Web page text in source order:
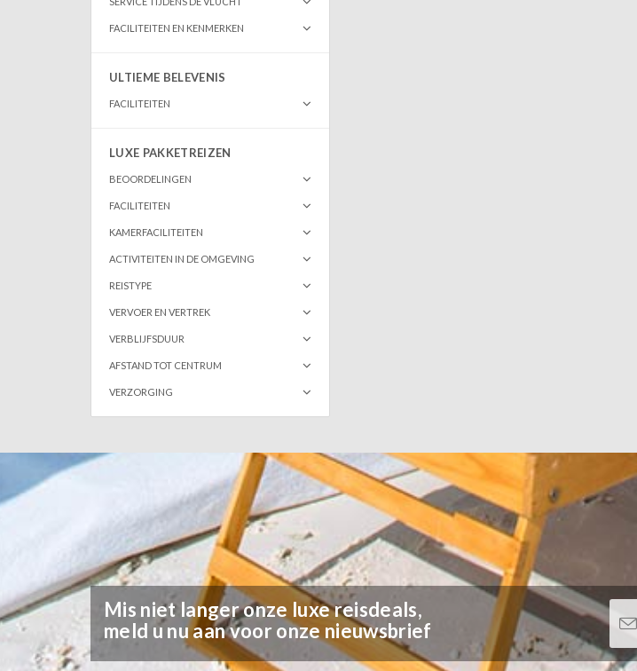
FACILITEITEN EN KENMERKEN
ULTIEME BELEVENIS
FACILITEITEN
LUXE PAKKETREIZEN
BEOORDELINGEN
FACILITEITEN
KAMERFACILITEITEN
ACTIVITEITEN IN DE OMGEVING
REISTYPE
VERVOER EN VERTREK
VERBLIJFSDUUR
AFSTAND TOT CENTRUM
VERZORGING
Mis niet langer onze luxe reisdeals,
meld u nu aan voor onze nieuwsbrief